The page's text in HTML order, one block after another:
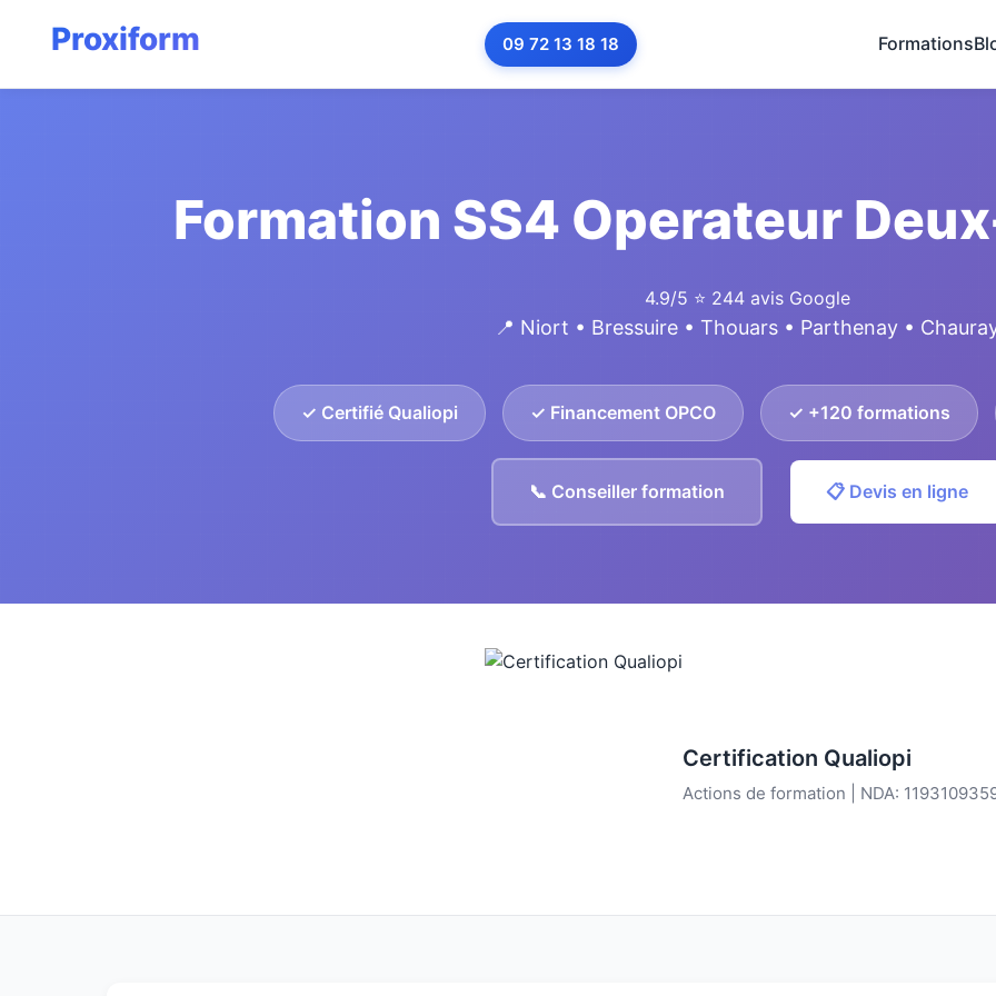
09 72 13 18 18 Formations
Formation SS4 Operateur
4.9/5 ⭐ 244 avis Google
📍 Niort • Bressuire • Thouars • Parthenay •
✓ Certifié Qualiopi ✓ Financement OPCO ✓ +120 formations
📞 Conseiller formation 📋 Devis en ligne
Certification Qualiopi
Actions de formation | NDA: